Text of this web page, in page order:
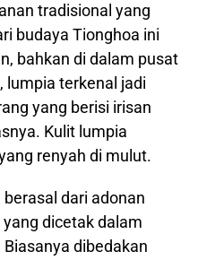
tradisional yang
budaya Tionghoa ini
bahkan di dalam pusat
lumpia terkenal jadi
yang berisi irisan
Kulit lumpia
renyah di mulut.
dari adonan
dicetak dalam
dibedakan